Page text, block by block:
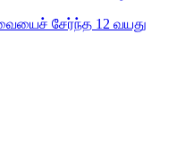
சேர்ந்த 12 வயது